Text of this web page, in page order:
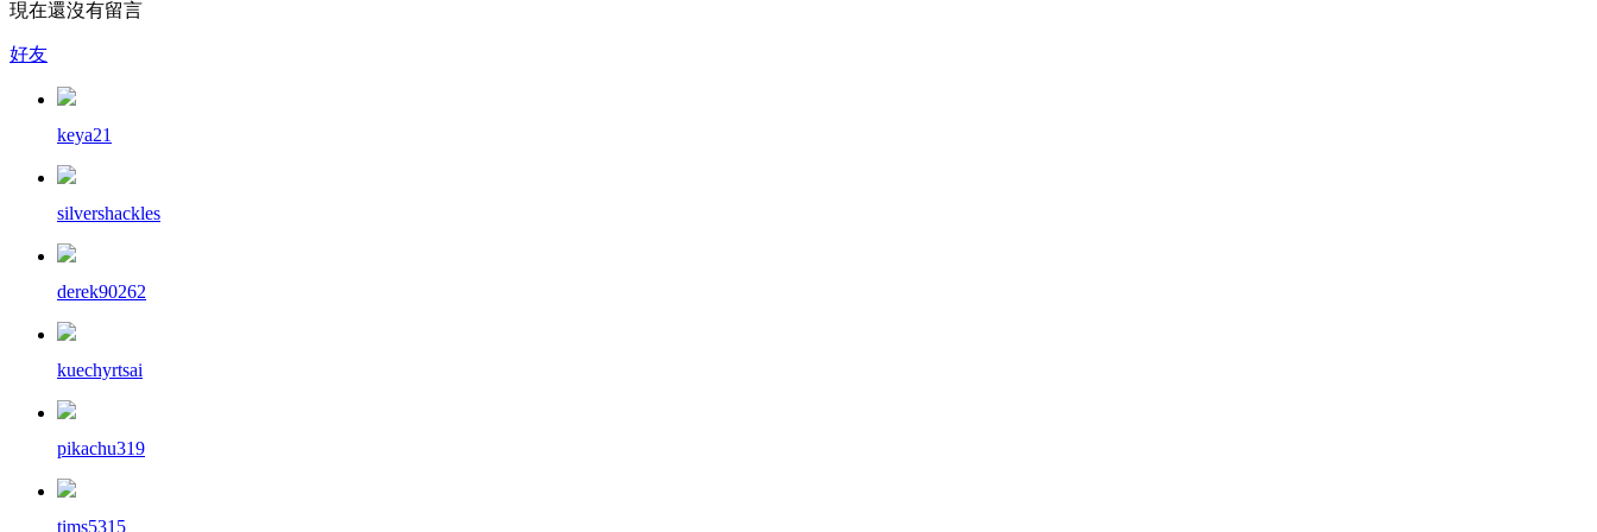
現在還沒有留言
好友
keya21
silvershackles
derek90262
kuechyrtsai
pikachu319
tims5315